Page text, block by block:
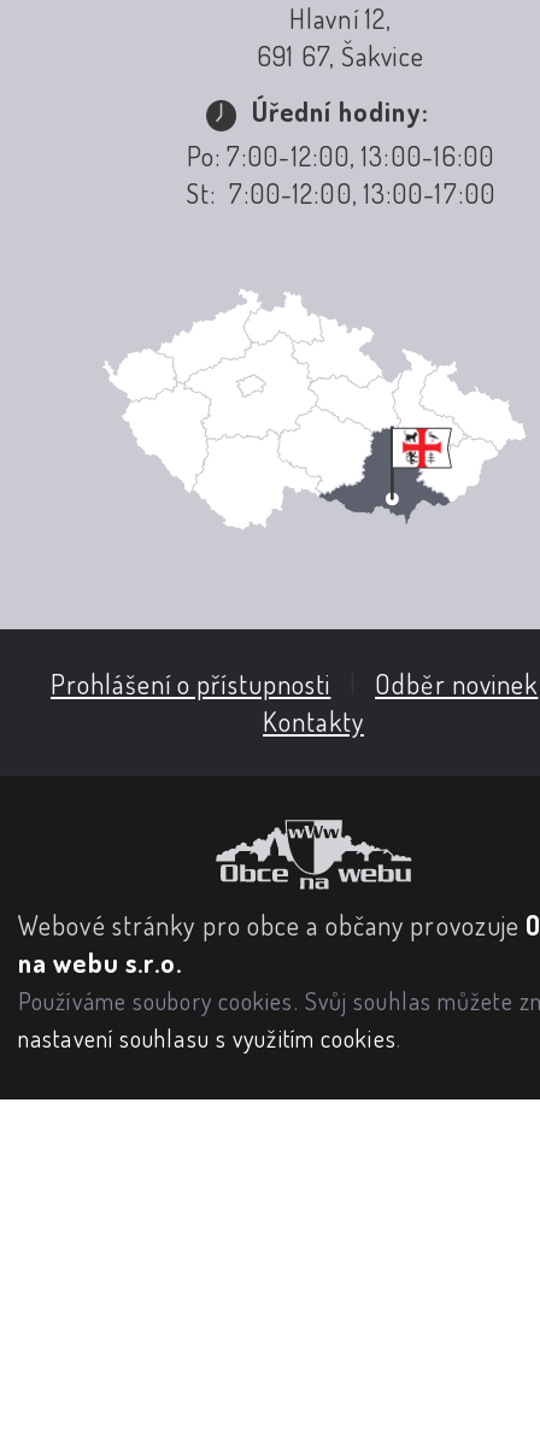
Hlavní 12,
691 67, Šakvice
Úřední hodiny:
Po: 7:00-12:00, 13:00-16:00
St: 7:00-12:00, 13:00-17:00
Prohlášení o přístupnosti Odběr novinek
Kontakty
Webové stránky pro obce a občany provozuje
na webu s.r.o.
Používáme soubory cookies. Svůj souhlas můžete
nastavení souhlasu s využitím cookies.